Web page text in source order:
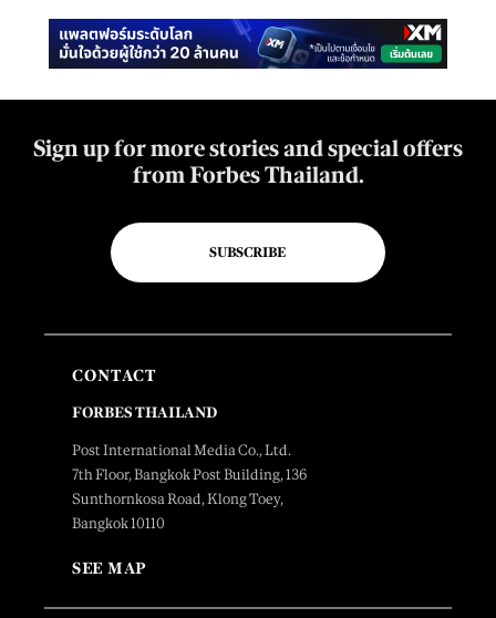
Sign up for more stories and special offers
from Forbes Thailand.
SUBSCRIBE
CONTACT
FORBES THAILAND
Post International Media Co., Ltd.
7th Floor, Bangkok Post Building, 136
Sunthornkosa Road, Klong Toey,
Bangkok 10110
SEE MAP